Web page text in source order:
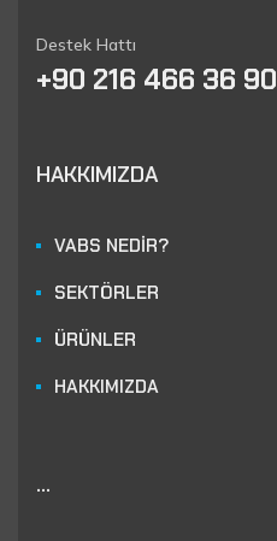
Destek Hattı
+90 216 466 36 90
HAKKIMIZDA
VABS NEDİR?
SEKTÖRLER
ÜRÜNLER
HAKKIMIZDA
...